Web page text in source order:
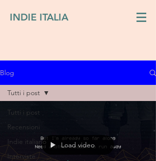
INDIE ITALIA
Blog
Tutti i post
Recensioni
Indie italiano
Interviste
Tutti i post
Load video